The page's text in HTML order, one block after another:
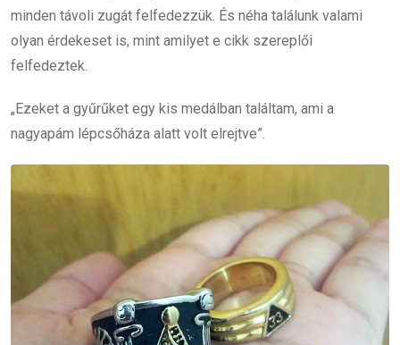
minden távoli zugát felfedezzük. És néha találunk valami
olyan érdekeset is, mint amilyet e cikk szereplői
felfedeztek.
„Ezeket a gyűrűket egy kis medálban találtam, ami a
nagyapám lépcsőháza alatt volt elrejtve”.